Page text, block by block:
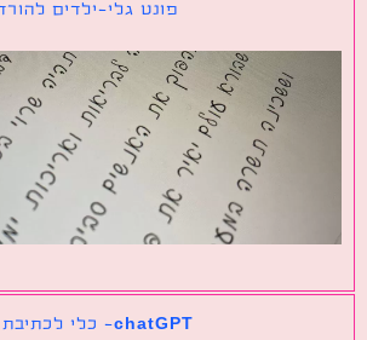
פונט גלי-ילדים להורדה חינם
chatGPT- כלי לכתיבת פוסטים?